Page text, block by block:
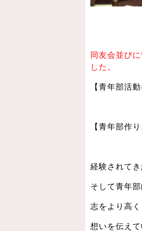
同友会並び
した。
【青年部活
【青年部作
経験されて
そして青年
志をより高
想いを伝え